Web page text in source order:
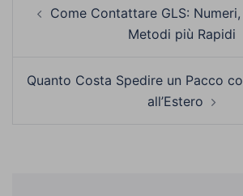
articolo
Come Contattare GLS:
Metodi più Rapidi
Quanto Costa Spedire un Pacco
all’Estero